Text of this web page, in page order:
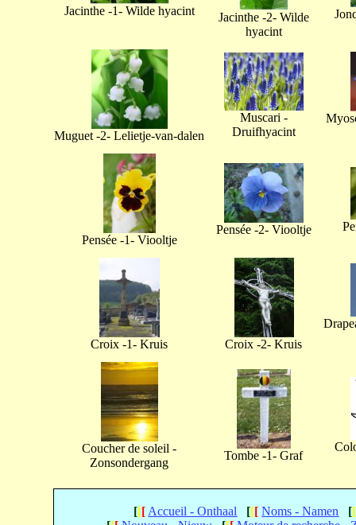
Jacinthe -1- Wilde hyacint
Jacinthe -2- Wilde
hyacint
Muguet -2- Lelietje-van-dalen
Muscari -
Druifhyacint
Pensée -1- Viooltje
Pensée -2- Viooltje
Croix -1- Kruis Croix -2- Kruis
Coucher de soleil -
Zonsondergang
Tombe -1- Graf
[[[ Accueil - Onthaal [[[ Noms - Namen [[